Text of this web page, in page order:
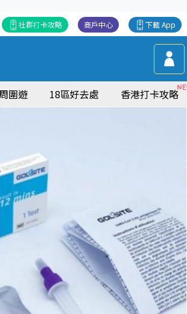
下載 App
商戶中心
社群打卡攻略
圍遊 18區好去處 香港打卡攻略